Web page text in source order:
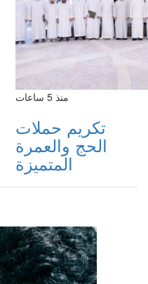
منذ 5 ساعات
تكريم حملات
الحج والعمرة
المتميزة